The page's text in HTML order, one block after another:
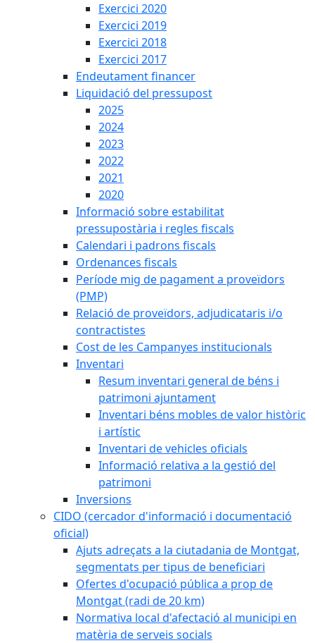
Exercici 2020
Exercici 2019
Exercici 2018
Exercici 2017
Endeutament financer
Liquidació del pressupost
2025
2024
2023
2022
2021
2020
Informació sobre estabilitat
pressupostària i regles fiscals
Calendari i padrons fiscals
Ordenances fiscals
Període mig de pagament a proveïdors
(PMP)
Relació de proveïdors, adjudicataris i/o
contractistes
Cost de les Campanyes institucionals
Inventari
Resum inventari general de béns i
patrimoni ajuntament
Inventari béns mobles de valor històric
i artístic
Inventari de vehicles oficials
Informació relativa a la gestió del
patrimoni
Inversions
CIDO (cercador d'informació i documentació
oficial)
Ajuts adreçats a la ciutadania de Montgat,
segmentats per tipus de beneficiari
Ofertes d'ocupació pública a prop de
Montgat (radi de 20 km)
Normativa local d'afectació al municipi en
matèria de serveis socials